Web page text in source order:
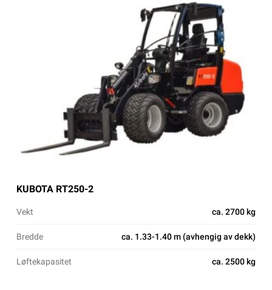
KUBOTA RT250-2
Vekt ca. 2700 kg
Bredde ca. 1.33-1.40 m (avhengig av dekk)
Løftekapasitet ca. 2500 kg